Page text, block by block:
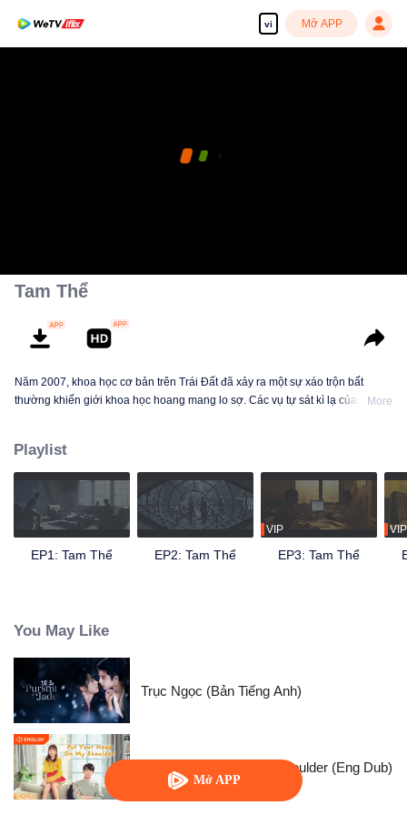
vi Mở APP
Mở APP
Tam Thể
Năm 2007, khoa học cơ bản trên Trái Đất đã xảy ra một sự xáo trộn bất
thường khiến giới khoa học hoang mang lo sợ. Các vụ tự sát kì lạ của những
vật liệu nano bị cảnh sát Sử Cường đưa đến Trung tâm kết hợp tác chiến và
nằm vùng tổ chức "Biên giới Khoa học" để hỗ trợ điều tra. Trong quá trình
điều tra, Uông Diểu và Sử Cường tiếp xúc với một tổ chức có tên là ETO và
phát hiện ra bí mật của trò chơi "Tam Thể", đó là hai nền văn minh đang dốc
sức chiến đấu với nhau vì không gian sinh tồn. Nhờ sự nỗ lực của tất cả mọi
More
Playlist
EP1: Tam Thể EP2: Tam Thể
VIP
EP3: Tam Thể
VIP
You May Like
Trục Ngọc (Bản Tiếng Anh)
Put Your Head On My Shoulder (Eng Dub)